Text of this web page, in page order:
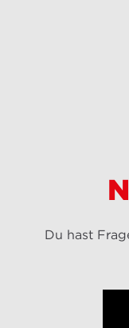
Du hast